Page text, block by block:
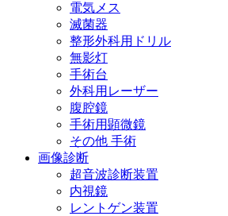
電気メス
滅菌器
整形外科用ドリル
無影灯
手術台
外科用レーザー
腹腔鏡
手術用顕微鏡
その他 手術
画像診断
超音波診断装置
内視鏡
レントゲン装置